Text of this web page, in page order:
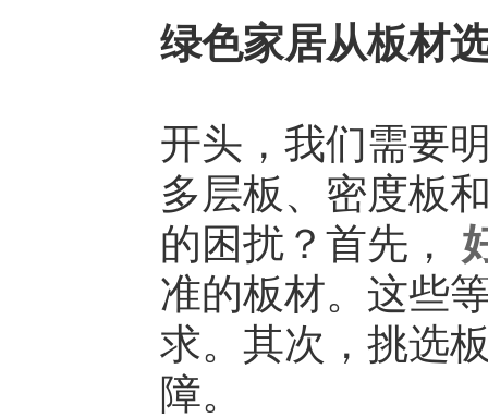
绿色家居从板材
开头，我们需要
多层板、密度板
的困扰？首先，
准的板材。这些
求。其次，挑选
障。